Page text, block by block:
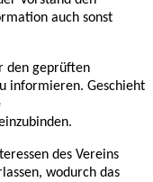
auch sonst
den geprüften
informieren. Geschieht
des Vereins
wodurch das